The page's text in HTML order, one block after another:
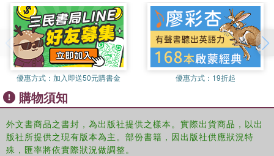
evangelicals approach the Bible in their biblical
interpretation, how "biblical" archaeology is misused to
bolster distinctive views about the Bible, and how disputed
interpretations of the Bible impact issues in the public
square. This unique and timely volume contributes to a
greater understanding and appreciation of how
contemporary American evangelicals understand and use
the Bible in their private and public lives. It will be of
particular interest to scholars of biblical studies,
evangelical Christianity, and religion in the United States.
優惠方式： 加入即送50元購書金 優惠方式： 19折起
購物須知
外文書商品之書封，為出版社提供之樣本。實際出貨商品，以出
版社所提供之現有版本為主。部份書籍，因出版社供應狀況特
殊，匯率將依實際狀況做調整。